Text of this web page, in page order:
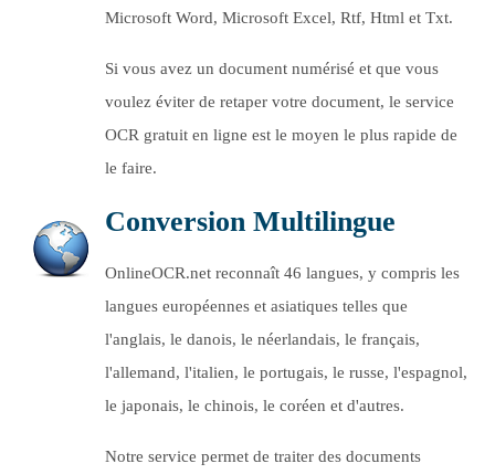
Microsoft Word, Microsoft Excel, Rtf, Html et Txt.
Si vous avez un document numérisé et que vous
voulez éviter de retaper votre document, le service
OCR gratuit en ligne est le moyen le plus rapide de
le faire.
Conversion Multilingue
OnlineOCR.net reconnaît 46 langues, y compris les
langues européennes et asiatiques telles que
l'anglais, le danois, le néerlandais, le français,
l'allemand, l'italien, le portugais, le russe, l'espagnol,
le japonais, le chinois, le coréen et d'autres.
Notre service permet de traiter des documents